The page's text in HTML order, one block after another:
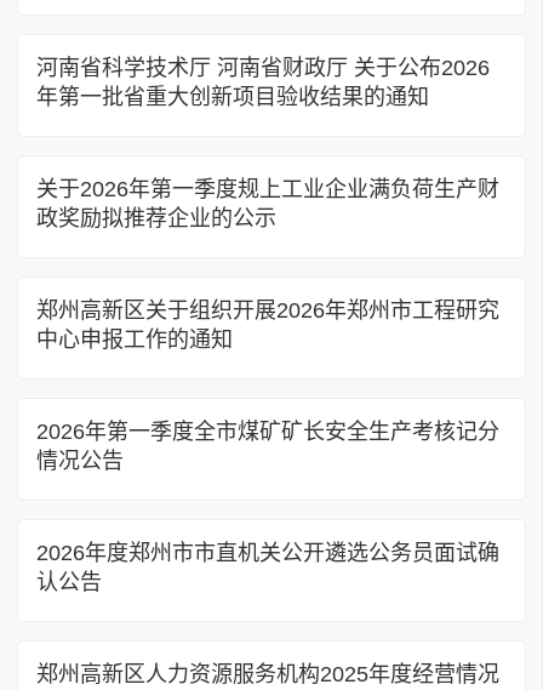
河南省科学技术厅 河南省财政厅 关于公布2026
年第一批省重大创新项目验收结果的通知
关于2026年第一季度规上工业企业满负荷生产财
政奖励拟推荐企业的公示
郑州高新区关于组织开展2026年郑州市工程研究
中心申报工作的通知
2026年第一季度全市煤矿矿长安全生产考核记分
情况公告
2026年度郑州市市直机关公开遴选公务员面试确
认公告
郑州高新区人力资源服务机构2025年度经营情况